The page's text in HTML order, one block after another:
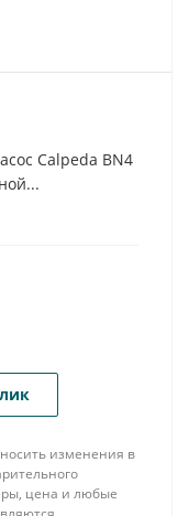
Calpeda BN4
изменения в
цена и любые